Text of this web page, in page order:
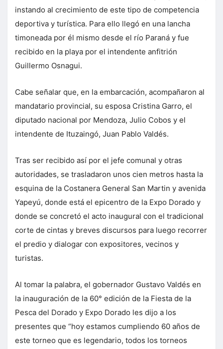
instando al crecimiento de este tipo de competencia
deportiva y turística. Para ello llegó en una lancha
timoneada por él mismo desde el río Paraná y fue
recibido en la playa por el intendente anfitrión
Guillermo Osnagui.
Cabe señalar que, en la embarcación, acompañaron al
mandatario provincial, su esposa Cristina Garro, el
diputado nacional por Mendoza, Julio Cobos y el
intendente de Ituzaingó, Juan Pablo Valdés.
Tras ser recibido así por el jefe comunal y otras
autoridades, se trasladaron unos cien metros hasta la
esquina de la Costanera General San Martin y avenida
Yapeyú, donde está el epicentro de la Expo Dorado y
donde se concretó el acto inaugural con el tradicional
corte de cintas y breves discursos para luego recorrer
el predio y dialogar con expositores, vecinos y
turistas.
Al tomar la palabra, el gobernador Gustavo Valdés en
la inauguración de la 60° edición de la Fiesta de la
Pesca del Dorado y Expo Dorado les dijo a los
presentes que “hoy estamos cumpliendo 60 años de
este torneo que es legendario, todos los torneos